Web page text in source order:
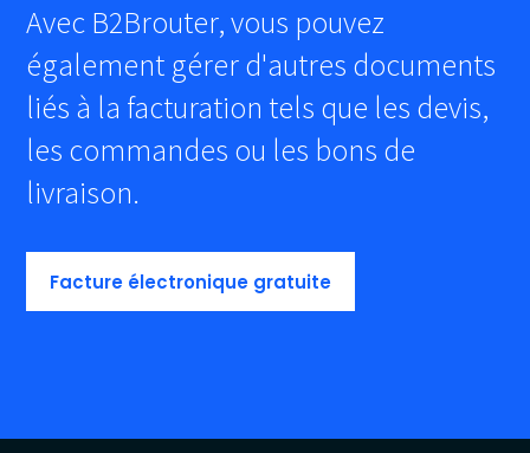
Avec B2Brouter, vous pouvez
également gérer d'autres documents
liés à la facturation tels que les devis,
les commandes ou les bons de
livraison.
Facture électronique gratuite